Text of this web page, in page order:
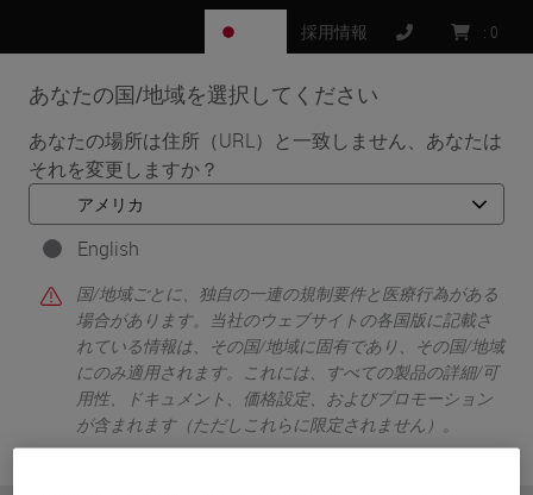
あなたの国/地域を選択してください
あなたの場所は住所（URL）と一致しません、あなたは
それを変更しますか？
English
国/地域ごとに、独自の一連の規制要件と医療行為がある
場合があります。当社のウェブサイトの各国版に記載さ
れている情報は、その国/地域に固有であり、その国/地域
にのみ適用されます。これには、すべての製品の詳細/可
用性、ドキュメント、価格設定、およびプロモーション
が含まれます（ただしこれらに限定されません）。
採用情報 : 0
MENU
ホーム • Knowledge Pathway • Chloe Knowles